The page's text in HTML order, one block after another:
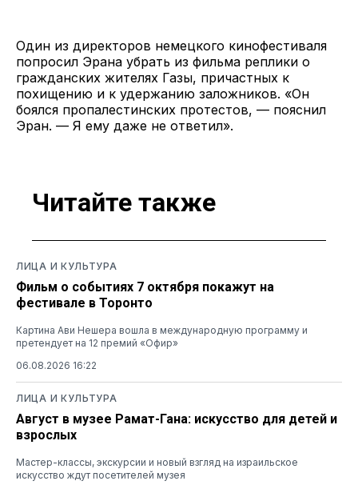
Один из директоров немецкого кинофестиваля
попросил Эрана убрать из фильма реплики о
гражданских жителях Газы, причастных к
похищению и к удержанию заложников. «Он
боялся пропалестинских протестов, — пояснил
Эран. — Я ему даже не ответил».
Читайте также
ЛИЦА И КУЛЬТУРА
Фильм о событиях 7 октября покажут на
фестивале в Торонто
Картина Ави Нешера вошла в международную программу и
претендует на 12 премий «Офир»
06.08.2026 16:22
ЛИЦА И КУЛЬТУРА
Август в музее Рамат-Гана: искусство для детей и
взрослых
Мастер-классы, экскурсии и новый взгляд на израильское
искусство ждут посетителей музея